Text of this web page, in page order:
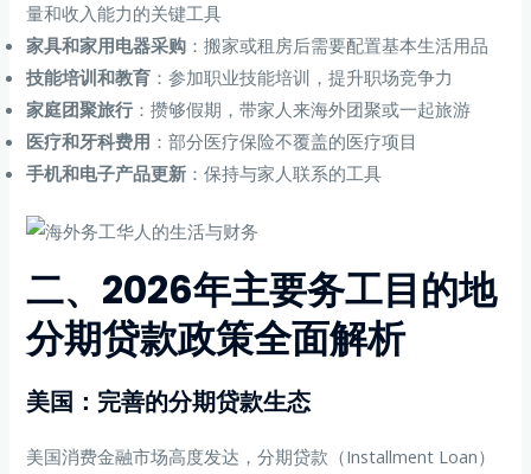
量和收入能力的关键工具
家具和家用电器采购 ：搬家或租房后需要配置基本生活用品
技能培训和教育 ：参加职业技能培训，提升职场竞争力
家庭团聚旅行 ：攒够假期，带家人来海外团聚或一起旅游
医疗和牙科费用 ：部分医疗保险不覆盖的医疗项目
手机和电子产品更新 ：保持与家人联系的工具
二、2026年主要务工目的地
分期贷款政策全面解析
美国：完善的分期贷款生态
美国消费金融市场高度发达，分期贷款（Installment Loan）